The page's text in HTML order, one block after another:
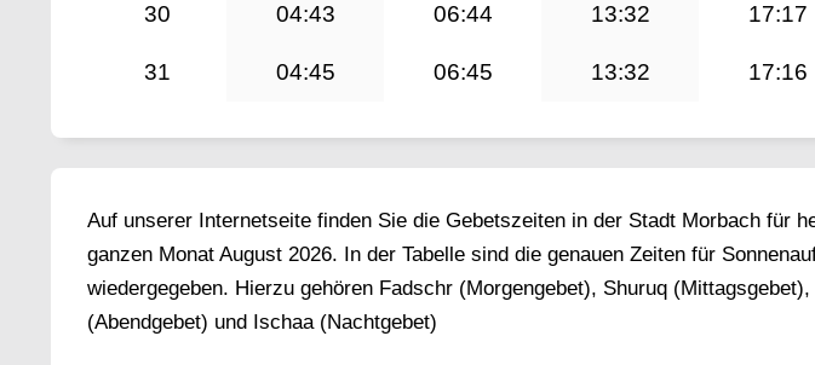
30 04:43 06:44 13:32 17:17
31 04:45 06:45 13:32 17:16
Auf unserer Internetseite finden Sie die Gebetszeiten in der Stadt Morbach für
ganzen Monat August 2026. In der Tabelle sind die genauen Zeiten für
wiedergegeben. Hierzu gehören Fadschr (Morgengebet), Shuruq
(Abendgebet) und Ischaa (Nachtgebet)